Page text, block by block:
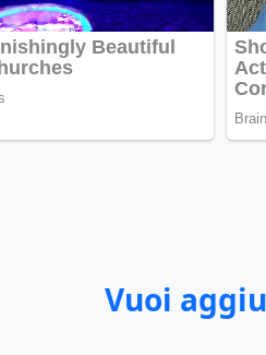
Vuoi